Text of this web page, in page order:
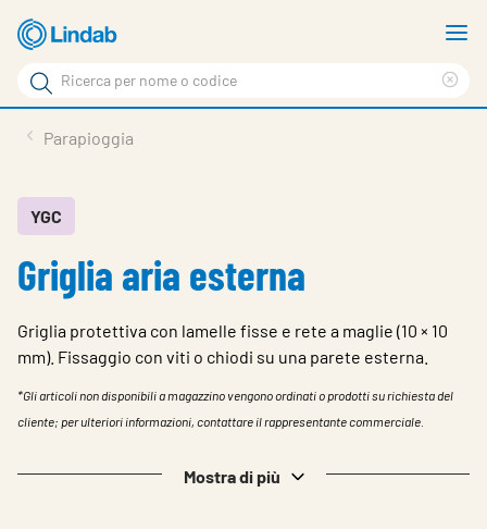
Log
visionare
Cerca
Cerca
Su Lindab
Su Tecnovent
Contatti
Download
Log in
Parapioggia
YGC
Griglia aria esterna
Griglia protettiva con lamelle fisse e rete a maglie (10 × 10
mm). Fissaggio con viti o chiodi su una parete esterna.
*Gli articoli non disponibili a magazzino vengono ordinati o prodotti su richiesta del
cliente; per ulteriori informazioni, contattare il rappresentante commerciale.
Mostra di più